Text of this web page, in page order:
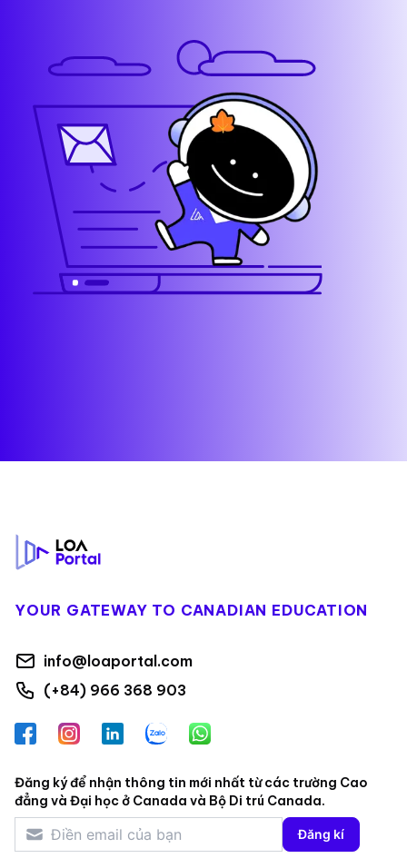
YOUR GATEWAY TO CANADIAN EDUCATION
info@loaportal.com
(+84) 966 368 903
FacebookInstagramLinkedInZalo WhatsApp
Đăng ký để nhận thông tin mới nhất từ các trường Cao
đẳng và Đại học ở Canada và Bộ Di trú Canada.
Đăng kí